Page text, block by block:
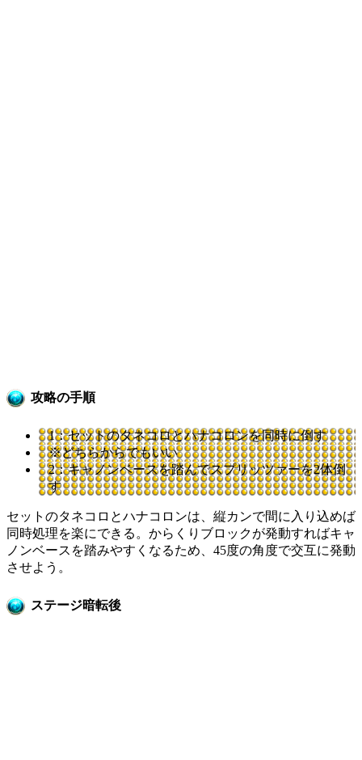
攻略の手順
1：セットのタネコロとハナコロンを同時に倒す
※どちらからでもいい
2：キャノンベースを踏んでスプリッツァーを2体倒
す
セットのタネコロとハナコロンは、縦カンで間に入り込めば
同時処理を楽にできる。からくりブロックが発動すればキャ
ノンベースを踏みやすくなるため、45度の角度で交互に発動
させよう。
ステージ暗転後